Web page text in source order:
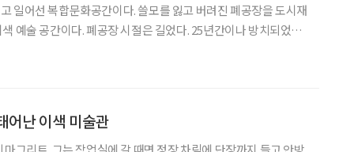
일어선 복합문화공간이다. 쓸모를 잃고 버려진 폐공장을 도시재
예술 공간이다. 폐공장 시절은 길었다. 25년간이나 방치되었으
어난 이색 미술관